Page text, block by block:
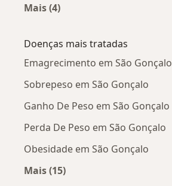
Mais (4)
Doenças mais tratadas
Emagrecimento em São Gonçalo
Sobrepeso em São Gonçalo
Ganho De Peso em São Gonçalo
Perda De Peso em São Gonçalo
Obesidade em São Gonçalo
Mais (15)